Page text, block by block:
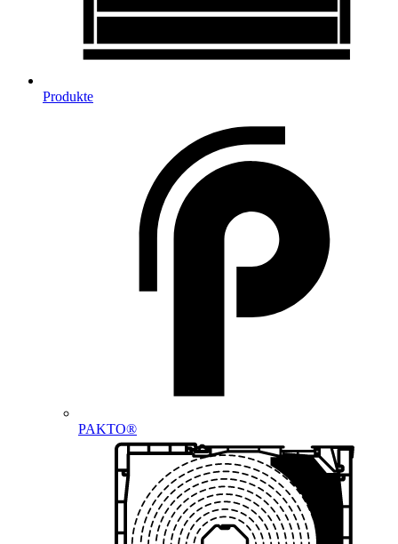
Produkte
PAKTO®